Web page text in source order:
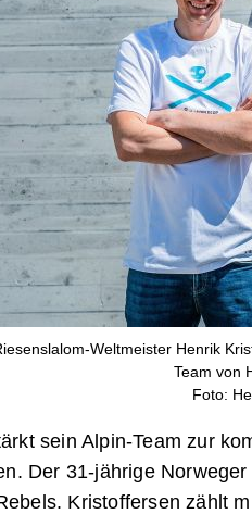
Weltmeister Henrik
Team von
Foto:
sein Alpin-Team zur
Der 31-jährige
Kristoffersen zählt